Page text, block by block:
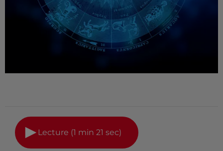
Lecture (1 min 21 sec)